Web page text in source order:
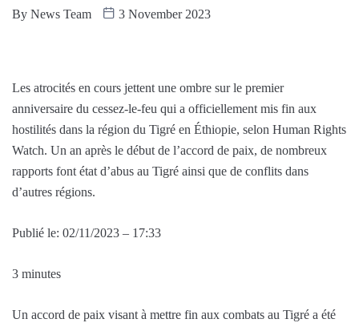
By News Team 3 November 2023
Les atrocités en cours jettent une ombre sur le premier
anniversaire du cessez-le-feu qui a officiellement mis fin aux
hostilités dans la région du Tigré en Éthiopie, selon Human Rights
Watch. Un an après le début de l’accord de paix, de nombreux
rapports font état d’abus au Tigré ainsi que de conflits dans
d’autres régions.
Publié le: 02/11/2023 – 17:33
3 minutes
Un accord de paix visant à mettre fin aux combats au Tigré a été